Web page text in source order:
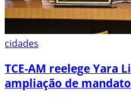
cidades
TCE-AM reelege Yara
ampliação de